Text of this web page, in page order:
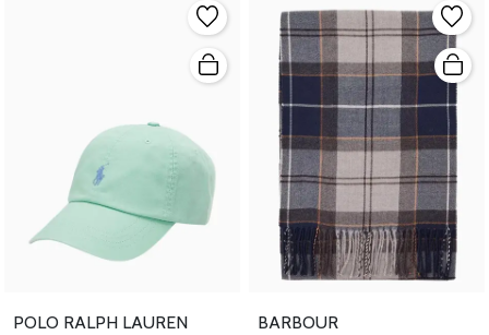
POLO RALPH LAUREN BARBOUR